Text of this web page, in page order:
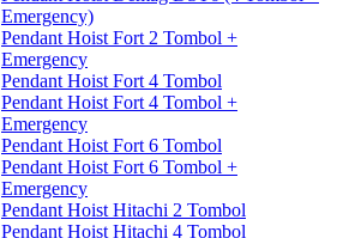
Emergency)
Pendant Hoist Fort 2 Tombol +
Emergency
Pendant Hoist Fort 4 Tombol
Pendant Hoist Fort 4 Tombol +
Emergency
Pendant Hoist Fort 6 Tombol
Pendant Hoist Fort 6 Tombol +
Emergency
Pendant Hoist Hitachi 2 Tombol
Pendant Hoist Hitachi 4 Tombol